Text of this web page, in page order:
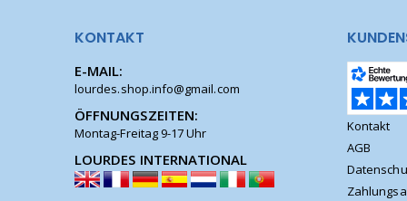
KONTAKT
E-MAIL:
lourdes.shop.info@gmail.com
ÖFFNUNGSZEITEN:
Montag-Freitag 9-17 Uhr
LOURDES INTERNATIONAL
Kontakt
AGB